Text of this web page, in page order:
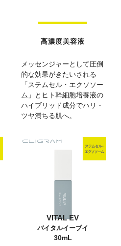
高濃度美容液
メッセンジャーとして圧倒
的な効果がきたいされる
「ステムセル・エクソソー
ム」とヒト幹細胞培養液の
ハイブリッド成分でハリ・
ツヤ満ちる肌へ。
VITAL EV
バイタルイーブイ
30mL